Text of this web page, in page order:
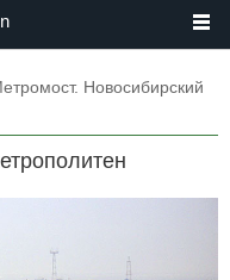
Новосибирский